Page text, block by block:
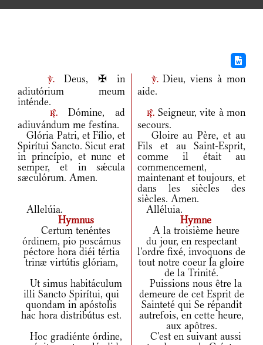
v.Deus, ✠ in
adiutórium meum
inténde.
v.Dieu, viens à mon
aide.
r.Dómine, ad
adiuvándum me festína.
r. Seigneur, vite à mon
secours.
Glória Patri, et Fílio, et
Spirítui Sancto. Sicut erat
in princípio, et nunc et
semper, et in sǽcula
sæculórum. Amen.
Gloire au Père, et au
Fils et au Saint-Esprit,
comme il était au
commencement,
maintenant et toujours, et
dans les siècles des
siècles. Amen.
Allelúia.
Alléluia.
Hymnus
Hymne
Certum tenéntes
órdinem, pio poscámus
péctore hora diéi tértia
trinæ virtútis glóriam,
A la troisième heure
du jour, en respectant
l'ordre fixé, invoquons de
tout notre coeur la gloire
de la Trinité.
Ut simus habitáculum
illi Sancto Spirítui, qui
quondam in apóstolis
hac hora distribútus est.
Puissions nous être la
demeure de cet Esprit de
Sainteté qui Se répandit
autrefois, en cette heure,
aux apôtres.
Hoc gradiénte órdine,
C'est en suivant aussi